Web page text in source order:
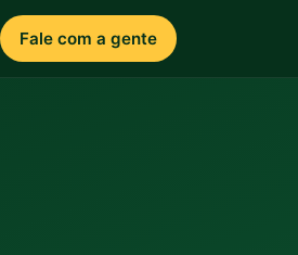
Fale com a gente